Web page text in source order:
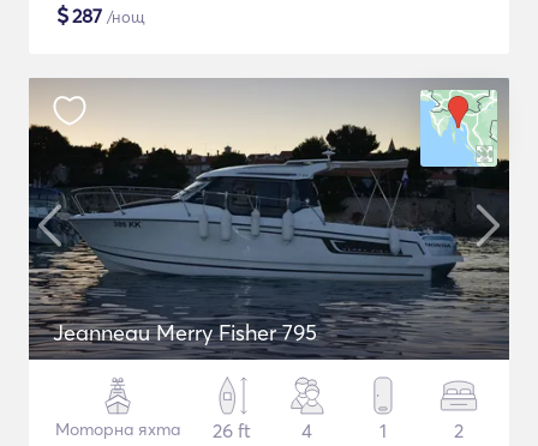
$287 /нощ
Jeanneau Merry Fisher 795
Моторна яхта
26 ft
4 1 2